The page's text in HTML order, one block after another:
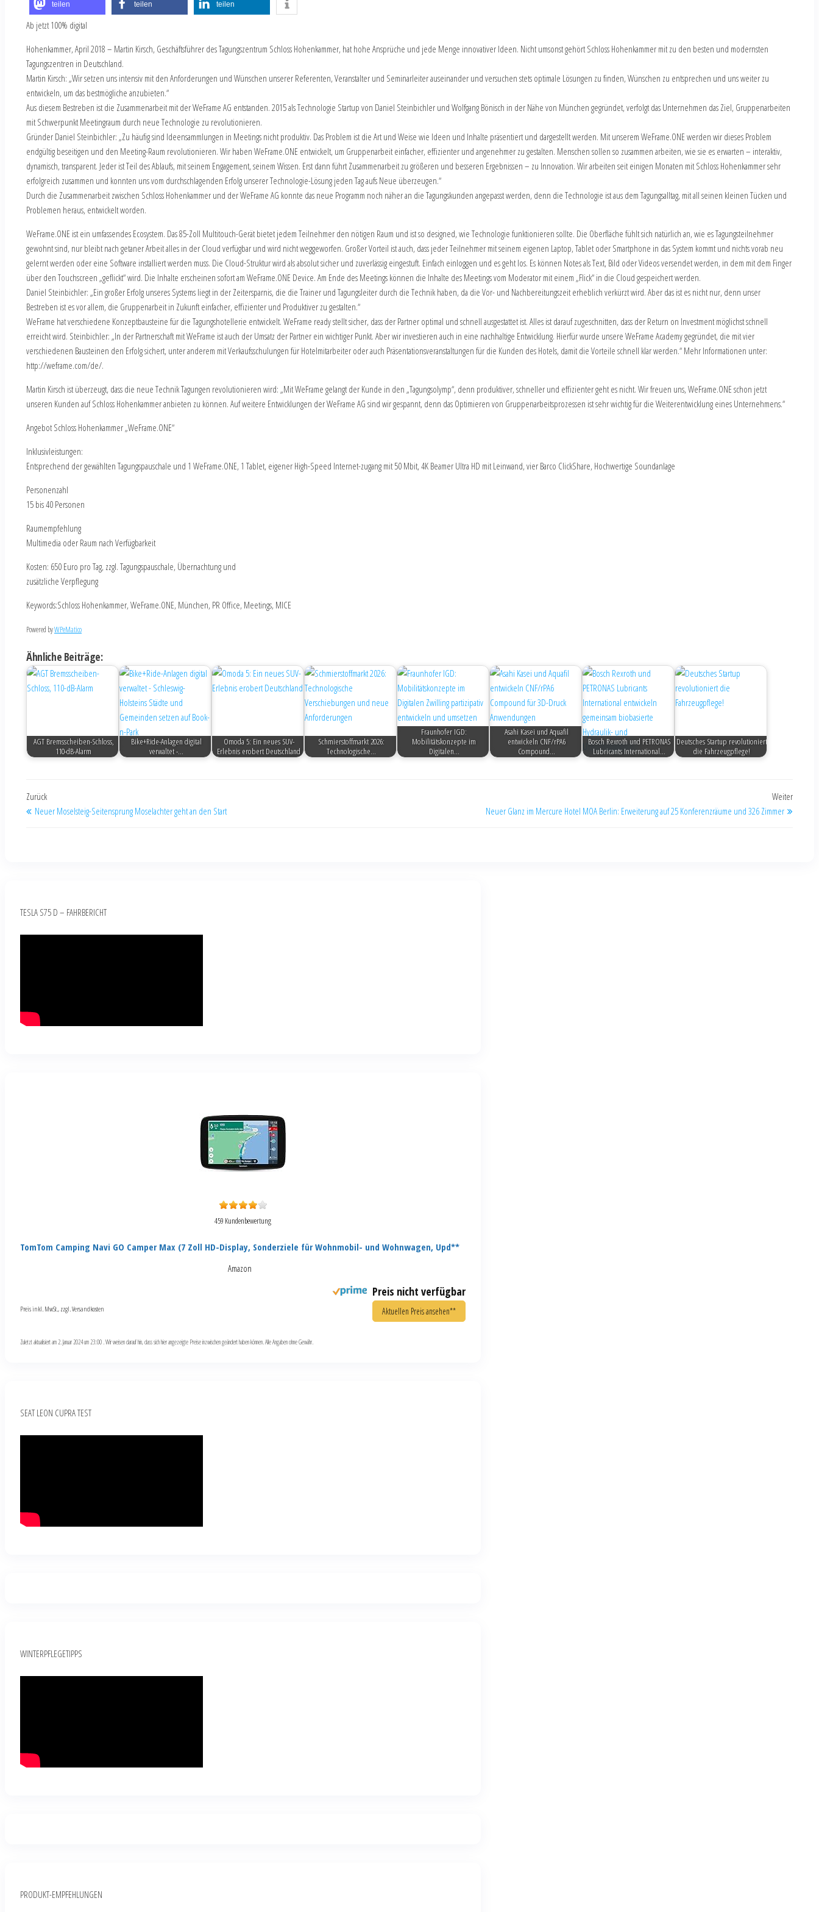
teilen teilen teilen
Ab jetzt 100% digital
Hohenkammer, April 2018 – Martin Kirsch, Geschäftsführer des Tagungszentrum Schloss Hohenkammer, hat hohe Ansprüche und jede Menge innovativer Ideen. Nicht umsonst gehört Schloss Hohenkammer mit zu den besten und modernsten
Tagungszentren in Deutschland.
Martin Kirsch: „Wir setzen uns intensiv mit den Anforderungen und Wünschen unserer Referenten, Veranstalter und Seminarleiter auseinander und versuchen stets optimale Lösungen zu finden, Wünschen zu entsprechen und uns weiter zu
entwickeln, um das bestmögliche anzubieten.“
Aus diesem Bestreben ist die Zusammenarbeit mit der WeFrame AG entstanden. 2015 als Technologie Startup von Daniel Steinbichler und Wolfgang Bönisch in der Nähe von München gegründet, verfolgt das Unternehmen das Ziel, Gruppenarbeiten
mit Schwerpunkt Meetingraum durch neue Technologie zu revolutionieren.
Gründer Daniel Steinbichler: „Zu häufig sind Ideensammlungen in Meetings nicht produktiv. Das Problem ist die Art und Weise wie Ideen und Inhalte präsentiert und dargestellt werden. Mit unserem WeFrame.ONE werden wir dieses Problem
endgültig beseitigen und den Meeting-Raum revolutionieren. Wir haben WeFrame.ONE entwickelt, um Gruppenarbeit einfacher, effizienter und angenehmer zu gestalten. Menschen sollen so zusammen arbeiten, wie sie es erwarten – interaktiv,
dynamisch, transparent. Jeder ist Teil des Ablaufs, mit seinem Engagement, seinem Wissen. Erst dann führt Zusammenarbeit zu größeren und besseren Ergebnissen – zu Innovation. Wir arbeiten seit einigen Monaten mit Schloss Hohenkammer sehr
erfolgreich zusammen und konnten uns vom durchschlagenden Erfolg unserer Technologie-Lösung jeden Tag aufs Neue überzeugen.“
Durch die Zusammenarbeit zwischen Schloss Hohenkammer und der WeFrame AG konnte das neue Programm noch näher an die Tagungskunden angepasst werden, denn die Technologie ist aus dem Tagungsalltag, mit all seinen kleinen Tücken und
Problemen heraus, entwickelt worden.
WeFrame.ONE ist ein umfassendes Ecosystem. Das 85-Zoll Multitouch-Gerät bietet jedem Teilnehmer den nötigen Raum und ist so designed, wie Technologie funktionieren sollte. Die Oberfläche fühlt sich natürlich an, wie es Tagungsteilnehmer
gewohnt sind, nur bleibt nach getaner Arbeit alles in der Cloud verfügbar und wird nicht weggeworfen. Großer Vorteil ist auch, dass jeder Teilnehmer mit seinem eigenen Laptop, Tablet oder Smartphone in das System kommt und nichts vorab neu
gelernt werden oder eine Software installiert werden muss. Die Cloud-Struktur wird als absolut sicher und zuverlässig eingestuft. Einfach einloggen und es geht los. Es können Notes als Text, Bild oder Videos versendet werden, in dem mit dem Finger
über den Touchscreen „geflickt“ wird. Die Inhalte erscheinen sofort am WeFrame.ONE Device. Am Ende des Meetings können die Inhalte des Meetings vom Moderator mit einem „Flick“ in die Cloud gespeichert werden.
Daniel Steinbichler: „Ein großer Erfolg unseres Systems liegt in der Zeitersparnis, die die Trainer und Tagungsleiter durch die Technik haben, da die Vor- und Nachbereitungszeit erheblich verkürzt wird. Aber das ist es nicht nur, denn unser
Bestreben ist es vor allem, die Gruppenarbeit in Zukunft einfacher, effizienter und Produktiver zu gestalten.“
WeFrame hat verschiedene Konzeptbausteine für die Tagungshotellerie entwickelt. WeFrame ready stellt sicher, dass der Partner optimal und schnell ausgestattet ist. Alles ist darauf zugeschnitten, dass der Return on Investment möglichst schnell
erreicht wird. Steinbichler: „In der Partnerschaft mit WeFrame ist auch der Umsatz der Partner ein wichtiger Punkt. Aber wir investieren auch in eine nachhaltige Entwicklung. Hierfür wurde unsere WeFrame Academy gegründet, die mit vier
verschiedenen Bausteinen den Erfolg sichert, unter anderem mit Verkaufsschulungen für Hotelmitarbeiter oder auch Präsentationsveranstaltungen für die Kunden des Hotels, damit die Vorteile schnell klar werden.“ Mehr Informationen unter:
http://weframe.com/de/.
Martin Kirsch ist überzeugt, dass die neue Technik Tagungen revolutionieren wird: „Mit WeFrame gelangt der Kunde in den „Tagungsolymp“, denn produktiver, schneller und effizienter geht es nicht. Wir freuen uns, WeFrame.ONE schon jetzt
unseren Kunden auf Schloss Hohenkammer anbieten zu können. Auf weitere Entwicklungen der WeFrame AG sind wir gespannt, denn das Optimieren von Gruppenarbeitsprozessen ist sehr wichtig für die Weiterentwicklung eines Unternehmens.“
Angebot Schloss Hohenkammer „WeFrame.ONE“
Inklusivleistungen:
Entsprechend der gewählten Tagungspauschale und 1 WeFrame.ONE, 1 Tablet, eigener High-Speed Internet-zugang mit 50 Mbit, 4K Beamer Ultra HD mit Leinwand, vier Barco ClickShare, Hochwertige Soundanlage
Personenzahl
15 bis 40 Personen
Raumempfehlung
Multimedia oder Raum nach Verfügbarkeit
Kosten: 650 Euro pro Tag, zzgl. Tagungspauschale, Übernachtung und
zusätzliche Verpflegung
Keywords:Schloss Hohenkammer, WeFrame.ONE, München, PR Office, Meetings, MICE
Powered byWPeMatico
Ähnliche Beiträge:
AGT Bremsscheiben-Schloss,
110-dB-Alarm
Bike+Ride-Anlagen digital
verwaltet -…
Omoda 5: Ein neues SUV-
Erlebnis erobert Deutschland
Schmierstoffmarkt 2026:
Technologische…
Fraunhofer IGD:
Mobilitätskonzepte im
Digitalen…
Asahi Kasei und Aquafil
entwickeln CNF/rPA6
Compound…
Bosch Rexroth und PETRONAS
Lubricants International…
Deutsches Startup revolutioniert
die Fahrzeugpflege!
Zurück
Neuer Moselsteig-Seitensprung Moselachter geht an den Start
Weiter
Neuer Glanz im Mercure Hotel MOA Berlin: Erweiterung auf 25 Konferenzräume und 326 Zimmer
TESLA S75 D – FAHRBERICHT
459 Kundenbewertung
TomTom Camping Navi GO Camper Max (7 Zoll HD-Display, Sonderziele für Wohnmobil- und Wohnwagen, Upd**
Amazon
Preis nicht verfügbar
Aktuellen Preis ansehen**
Preis inkl. MwSt., zzgl. Versandkosten
Zuletzt aktualisiert am 2. Januar 2024 um 23:00 . Wir weisen darauf hin, dass sich hier angezeigte Preise inzwischen geändert haben können. Alle Angaben ohne Gewähr.
SEAT LEON CUPRA TEST
WINTERPFLEGETIPPS
PRODUKT-EMPFEHLUNGEN